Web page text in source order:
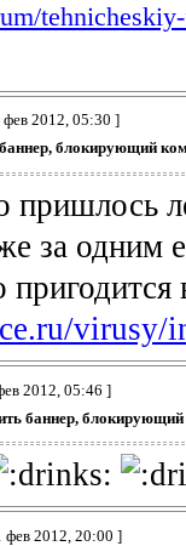
2012, 05:30 ]
блокирующий
пришлось
за одним
virusy/
2012, 05:46 ]
баннер,
2012, 20:00 ]